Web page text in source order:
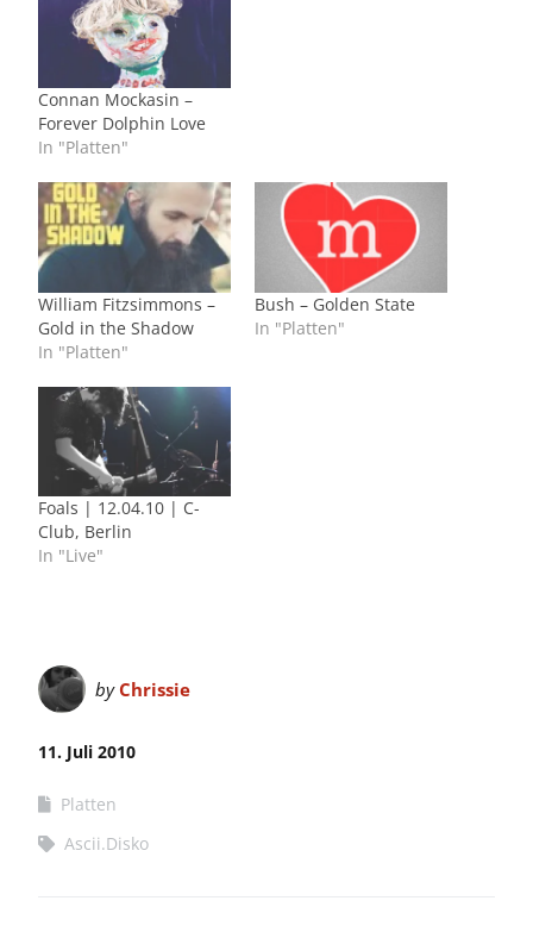
Connan Mockasin –
Forever Dolphin Love
In "Platten"
William Fitzsimmons –
Gold in the Shadow
In "Platten"
Bush – Golden State
In "Platten"
Foals | 12.04.10 | C-
Club, Berlin
In "Live"
byChrissie
11. Juli 2010
Platten
Ascii.Disko